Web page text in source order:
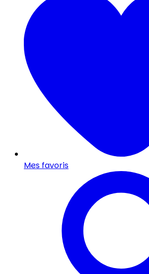
Mes favoris